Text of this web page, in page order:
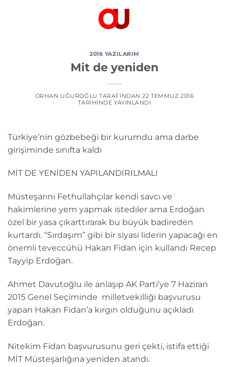
2016 YAZILARIM
Mit de yeniden
ORHAN UĞUROĞLU TARAFINDAN 22 TEMMUZ 2016
TARIHINDE YAYINLANDI
Türkiye’nin gözbebeği bir kurumdu ama darbe
girişiminde sınıfta kaldı
MİT DE YENİDEN YAPILANDIRILMALI
Müsteşarını Fethullahçılar kendi savcı ve
hakimlerine yem yapmak istediler ama Erdoğan
özel bir yasa çıkarttırarak bu büyük badireden
kurtardı. “Sırdaşım” gibi bir siyasi liderin yapacağı en
önemli teveccühü Hakan Fidan için kullandı Recep
Tayyip Erdoğan.
Ahmet Davutoğlu ile anlaşıp AK Parti’ye 7 Haziran
2015 Genel Seçiminde milletvekilliği başvurusu
yapan Hakan Fidan’a kırgın olduğunu açıkladı
Erdoğan.
Nitekim Fidan başvurusunu geri çekti, istifa ettiği
MİT Müsteşarlığına yeniden atandı.